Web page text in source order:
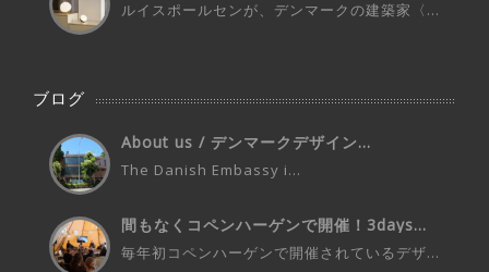
ルイスポールセンが、デンマークの建築家〈...
ブログ
About us / デンマークデザイン...
The Danish Embassy i...
間もなくコペンハーゲンで開催！3days...
毎年初コペンハーゲンで開催されているデザ...